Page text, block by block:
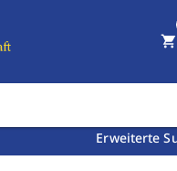
Erweiterte
shopping_cart